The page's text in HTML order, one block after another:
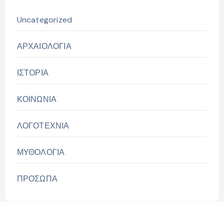
Uncategorized
ΑΡΧΑΙΟΛΟΓΙΑ
ΙΣΤΟΡΙΑ
ΚΟΙΝΩΝΙΑ
ΛΟΓΟΤΕΧΝΙΑ
ΜΥΘΟΛΟΓΙΑ
ΠΡΟΣΩΠΑ